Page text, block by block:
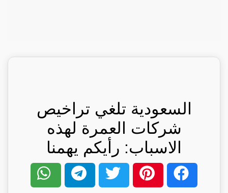
السعودية تلغي تراخيص
شركات العمرة لهذه
الاسباب: رأيكم يهمنا